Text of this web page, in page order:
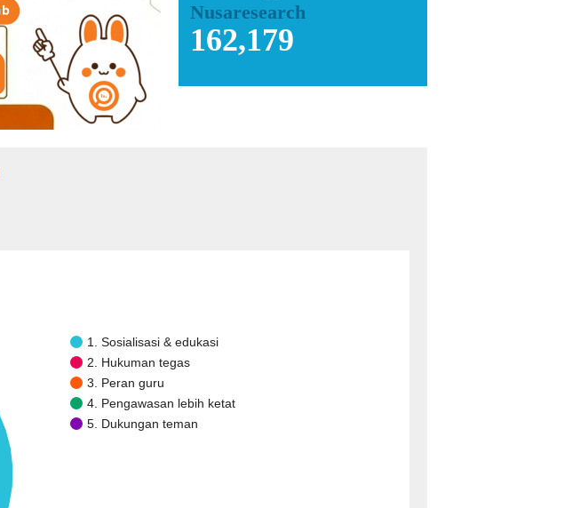
Nusaresearch
162,179
1. Sosialisasi & edukasi
2. Hukuman tegas
3. Peran guru
4. Pengawasan lebih ketat
5. Dukungan teman